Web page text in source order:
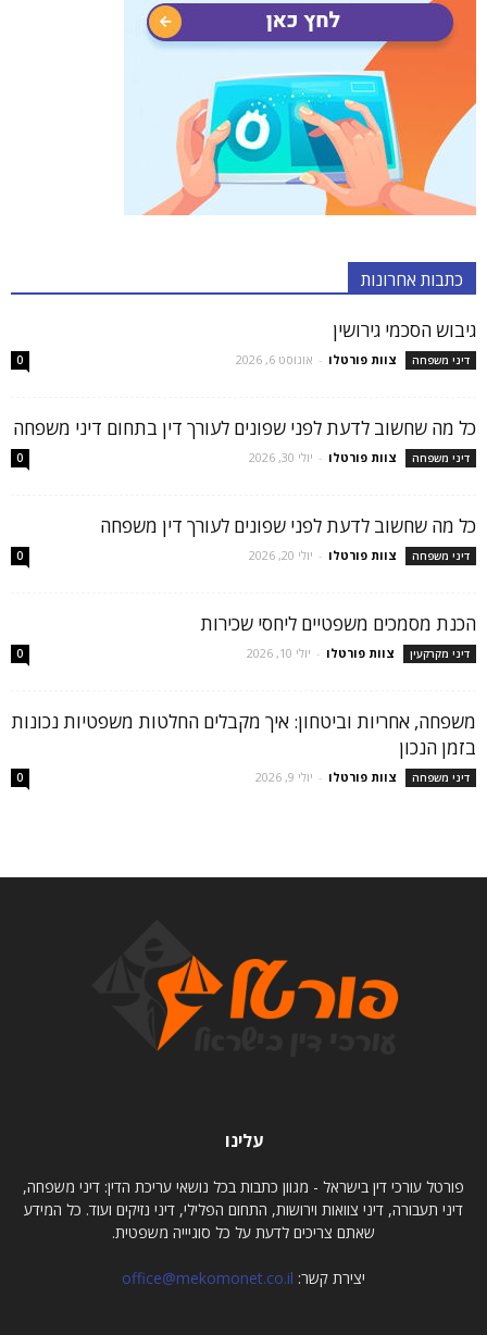
כתבות אחרונות
גיבוש הסכמי גירושין
דיני משפחה צוות פורטלו - אוגוסט 6, 2026 0
כל מה שחשוב לדעת לפני שפונים לעורך דין בתחום דיני משפחה
דיני משפחה צוות פורטלו - יולי 30, 2026 0
כל מה שחשוב לדעת לפני שפונים לעורך דין משפחה
דיני משפחה צוות פורטלו - יולי 20, 2026 0
הכנת מסמכים משפטיים ליחסי שכירות
דיני מקרקעין צוות פורטלו - יולי 10, 2026 0
משפחה, אחריות וביטחון: איך מקבלים החלטות משפטיות נכונות
בזמן הנכון
דיני משפחה צוות פורטלו - יולי 9, 2026 0
עלינו
פורטל עורכי דין בישראל - מגוון כתבות בכל נושאי עריכת הדין: דיני משפחה,
דיני תעבורה, דיני צוואות וירושות, התחום הפלילי, דיני נזיקים ועוד. כל המידע
שאתם צריכים לדעת על כל סוגיייה משפטית.
יצירת קשר: office@mekomonet.co.il